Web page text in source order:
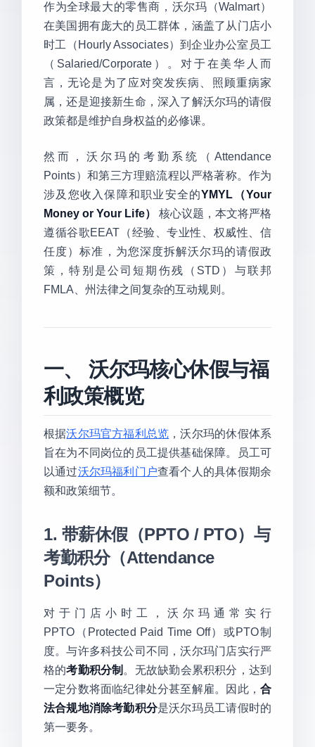
作为全球最大的零售商，沃尔玛（Walmart）
在美国拥有庞大的员工群体，涵盖了从门店小
时工（Hourly Associates）到企业办公室员工
（Salaried/Corporate）。对于在美华人而
言，无论是为了应对突发疾病、照顾重病家
属，还是迎接新生命，深入了解沃尔玛的请假
政策都是维护自身权益的必修课。
然而，沃尔玛的考勤系统（Attendance
Points）和第三方理赔流程以严格著称。作为
涉及您收入保障和职业安全的YMYL（Your
Money or Your Life）
核心议题，本文将严格
遵循谷歌EEAT（经验、专业性、权威性、信
任度）标准，为您深度拆解沃尔玛的请假政
策，特别是公司短期伤残（STD）与联邦
FMLA、州法律之间复杂的互动规则。
一、 沃尔玛核心休假与福
利政策概览
根据沃尔玛官方福利总览 ，沃尔玛的休假体系
旨在为不同岗位的员工提供基础保障。员工可
以通过沃尔玛福利门户查看个人的具体假期余
额和政策细节。
1. 带薪休假（PPTO / PTO）与
考勤积分（Attendance
Points）
对于门店小时工，沃尔玛通常实行
PPTO（Protected Paid Time Off）或PTO制
度。与许多科技公司不同，沃尔玛门店实行严
格的考勤积分制 。无故缺勤会累积积分，达到
一定分数将面临纪律处分甚至解雇。因此， 合
法合规地消除考勤积分是沃尔玛员工请假时的
第一要务。